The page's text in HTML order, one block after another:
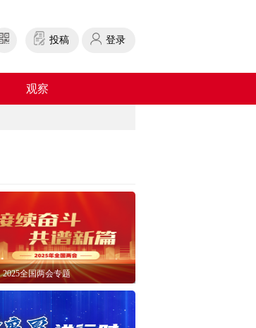
投稿 登录
观察
2025全国两会专题